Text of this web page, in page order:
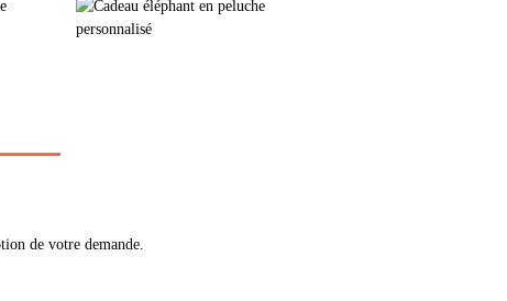
de votre demande.